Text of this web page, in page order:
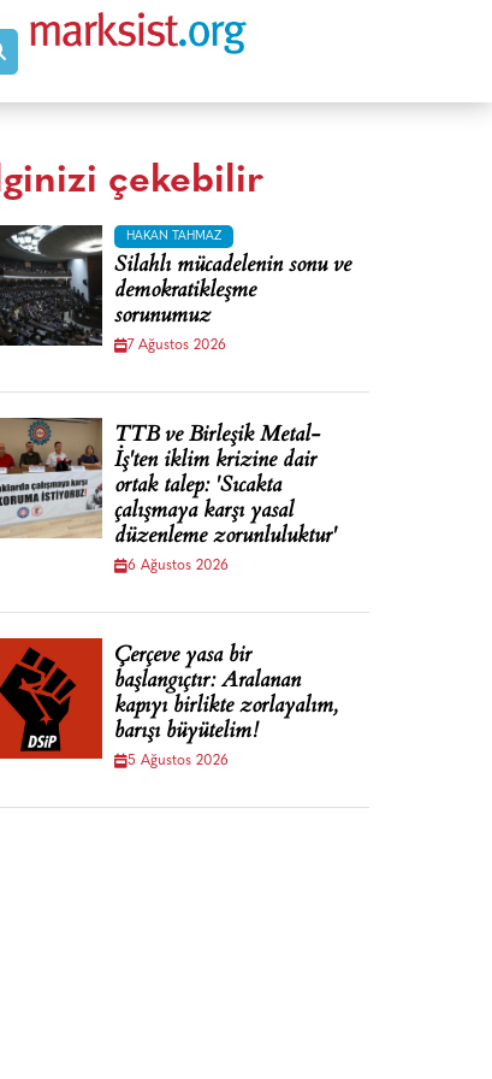
çekebilir
HAKAN TAHMAZ
Silahlı mücadelenin sonu ve
demokratikleşme
sorunumuz
7 Ağustos 2026
TTB ve Birleşik Metal-
İş'ten iklim krizine dair
ortak talep: 'Sıcakta
çalışmaya karşı yasal
düzenleme zorunluluktur'
6 Ağustos 2026
Çerçeve yasa bir
başlangıçtır: Aralanan
kapıyı birlikte zorlayalım,
barışı büyütelim!
5 Ağustos 2026